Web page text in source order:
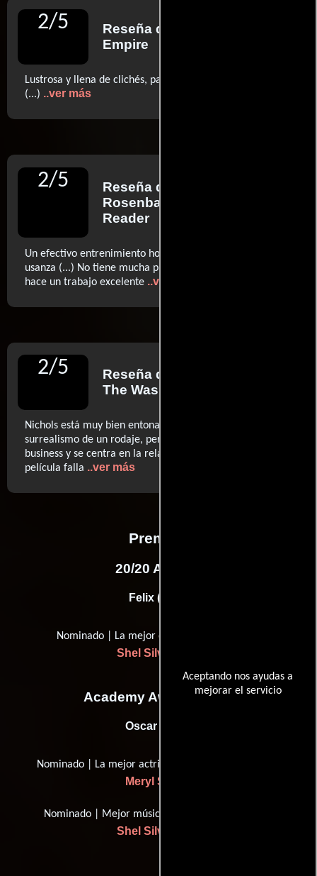
Aceptando nos ayudas a
mejorar el servicio
2/5 Reseña de
Empire
Lustrosa y llena de clichés, parece en sí misma una postal
(...) ..ver más
2/5 Reseña de
Rosenbaum
Reader
Un efectivo entrenimiento hollywoodiense a la antigua
usanza (...) No tiene mucha profundidad, pero Nichols
hace un trabajo excelente ..ver más
2/5 Reseña de
The Washington Post
Nichols está muy bien entonado con el natural
surrealismo de un rodaje, pero cuando sale del show
business y se centra en la relación entre madre e hija, la
película falla ..ver más
Premios
20/20 Awards
Felix (2011)
Nominado | La mejor canción original
Shel Silverstein
Academy Awards, USA
Oscar (1991)
Nominado | La mejor actriz en un papel rector
Meryl Streep
Nominado | Mejor música, canción original
Shel Silverstein